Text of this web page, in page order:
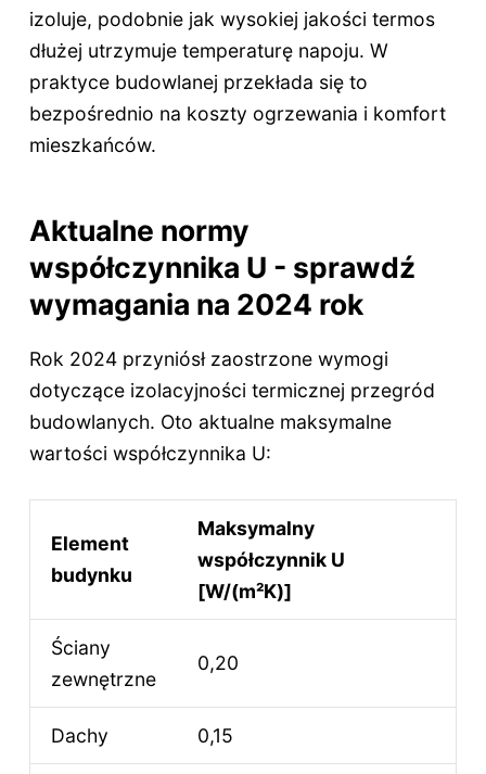
izoluje, podobnie jak wysokiej jakości termos
dłużej utrzymuje temperaturę napoju. W
praktyce budowlanej przekłada się to
bezpośrednio na koszty ogrzewania i komfort
mieszkańców.
Aktualne normy
współczynnika U - sprawdź
wymagania na 2024 rok
Rok 2024 przyniósł zaostrzone wymogi
dotyczące izolacyjności termicznej przegród
budowlanych. Oto aktualne maksymalne
wartości współczynnika U:
Element
budynku
Maksymalny
współczynnik U
[W/(m²K)]
Ściany
zewnętrzne
0,20
Dachy 0,15